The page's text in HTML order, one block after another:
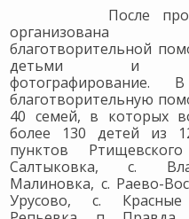
После
благотворительной
детьми и
фотографирование.
благотворительную
40 семей, в которых
более 130 детей из
пунктов
Салтыковка, с.
Малиновка, с. Раево-
Урусово, с.